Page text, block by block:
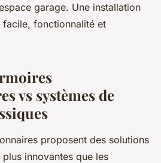
garage. Une installation
facile, fonctionnalité et
vs systèmes de
proposent des solutions
innovantes que les